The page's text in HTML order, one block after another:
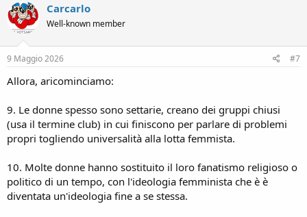
Carcarlo
Well-known member
9 Maggio 2026 #7
Allora, aricominciamo:
9. Le donne spesso sono settarie, creano dei gruppi chiusi
(usa il termine club) in cui finiscono per parlare di problemi
propri togliendo universalità alla lotta femmista.
10. Molte donne hanno sostituito il loro fanatismo religioso o
politico di un tempo, con l'ideologia femminista che è è
diventata un'ideologia fine a se stessa.